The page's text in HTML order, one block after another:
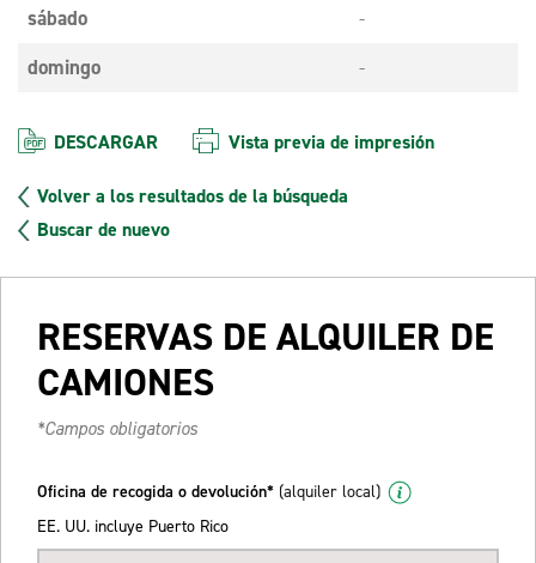
sábado
-
domingo
-
DESCARGAR Vista previa de impresión
Volver a los resultados de la búsqueda
Buscar de nuevo
RESERVAS DE ALQUILER DE
CAMIONES
*Campos obligatorios
Oficina de recogida o devolución* (alquiler local)
EE. UU. incluye Puerto Rico